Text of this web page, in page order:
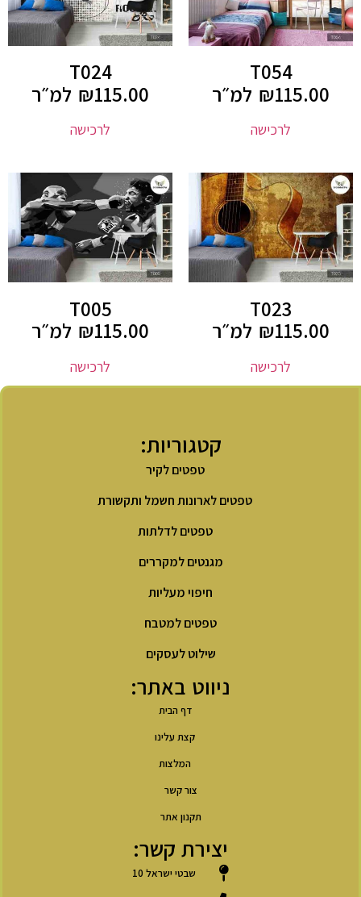
T054
₪115.00 למ״ר
לרכישה
T024
₪115.00 למ״ר
לרכישה
T023
₪115.00 למ״ר
לרכישה
T005
₪115.00 למ״ר
לרכישה
קטגוריות:
טפטים לקיר
טפטים לארונות חשמל ותקשורת
טפטים לדלתות
מגנטים למקררים
חיפוי מעליות
טפטים למטבח
שילוט לעסקים
ניווט באתר:
דף הבית
קצת עלינו
המלצות
צור קשר
תקנון אתר
יצירת קשר:
שבטי ישראל 10